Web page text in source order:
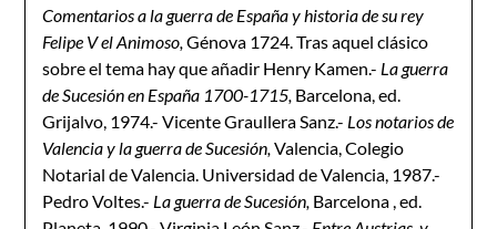
Comentarios a la guerra de España y historia de su rey
Felipe V el Animoso,Génova 1724. Tras aquel clásico
sobre el tema hay que añadir Henry Kamen.- La guerra
de Sucesión en España 1700-1715, Barcelona, ed.
Grijalvo, 1974.- Vicente Graullera Sanz.- Los notarios de
Valencia y la guerra de Sucesión,Valencia, Colegio
Notarial de Valencia. Universidad de Valencia, 1987.-
Pedro Voltes.- La guerra de Sucesión, Barcelona , ed.